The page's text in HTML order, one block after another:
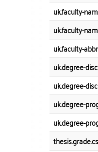
uk.faculty-
uk.faculty-
uk.faculty-
uk.degree-
uk.degree-
uk.degree-
uk.degree-
thesis.grade.cs